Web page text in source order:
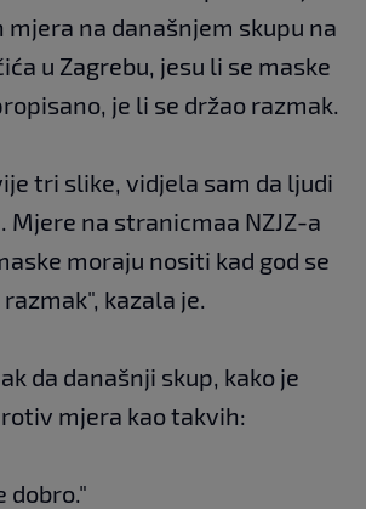
na današnjem skupu na
u Zagrebu, jesu li se maske
je li se držao razmak.
tri slike, vidjela sam da ljudi
Mjere na stranicmaa NZJZ-a
moraju nositi kad god se
kazala je.
da današnji skup, kako je
mjera kao takvih:
dobro."